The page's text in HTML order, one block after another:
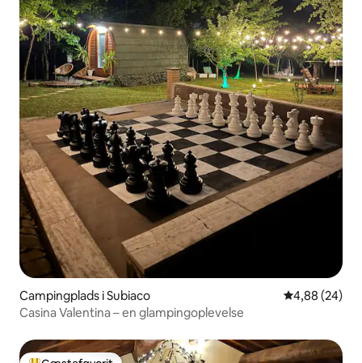
Campingplads i Subiaco 4,88 ud af 5 i
4,88 (24)
Casina Valentina – en glampingoplevelse